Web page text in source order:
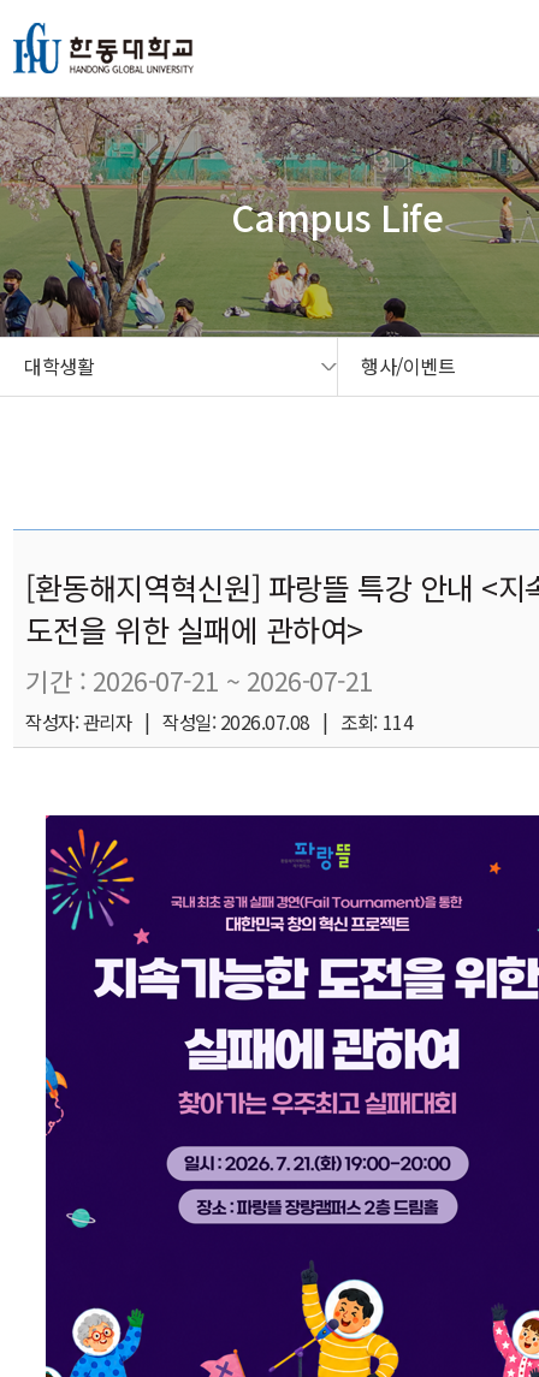
Campus Life
대학생활 행사/이벤트
[환동해지역혁신원] 파랑뜰 특강 안내 <지
도전을 위한 실패에 관하여>
기간 : 2026-07-21 ~ 2026-07-21
작성자: 관리자 | 작성일: 2026.07.08 | 조회: 114